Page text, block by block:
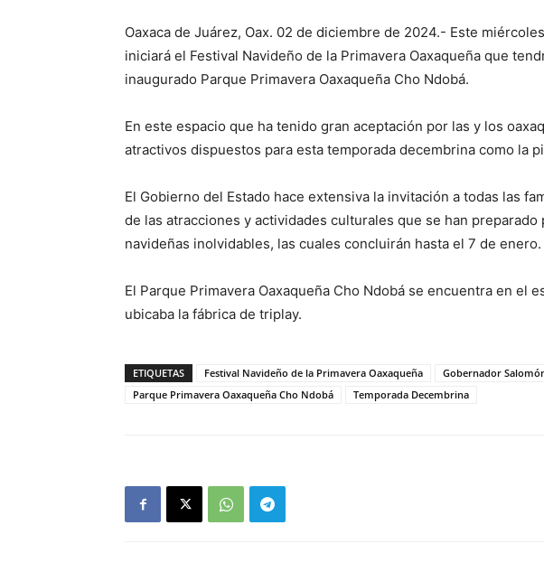
Oaxaca de Juárez, Oax. 02 de diciembre de 2024.- Este
iniciará el Festival Navideño de la Primavera Oaxaqueña que
inaugurado Parque Primavera Oaxaqueña Cho Ndobá.
En este espacio que ha tenido gran aceptación por las y los
atractivos dispuestos para esta temporada decembrina como la
El Gobierno del Estado hace extensiva la invitación a todas las
de las atracciones y actividades culturales que se han preparado
navideñas inolvidables, las cuales concluirán hasta el 7 de enero.
El Parque Primavera Oaxaqueña Cho Ndobá se encuentra en el
ubicaba la fábrica de triplay.
ETIQUETAS Festival Navideño de la Primavera Oaxaqueña Gobernador
Parque Primavera Oaxaqueña Cho Ndobá
Temporada Decembrina